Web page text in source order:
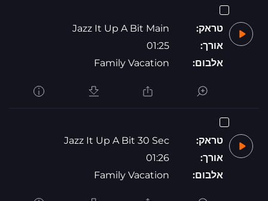
טראק:
Jazz It Up A Bit Main
אורך:
01:25
אלבום:
Family Vacation
טראק:
Jazz It Up A Bit 30 Sec
אורך:
01:26
אלבום:
Family Vacation